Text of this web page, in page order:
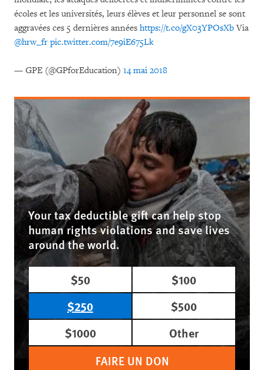
écoles et les universités, leurs élèves et leur personnel se sont
aggravées ces 5 dernières années https://t.co/gX03YPOsXbVia
@hrw_fr pic.twitter.com/7e9iE675Lk
— GPE (@GPforEducation) 14 mai 2018
Your tax deductible gift can help stop
human rights violations and save lives
around the world.
$50
$100
$250
$500
$1000
Other
FAIRE UN DON